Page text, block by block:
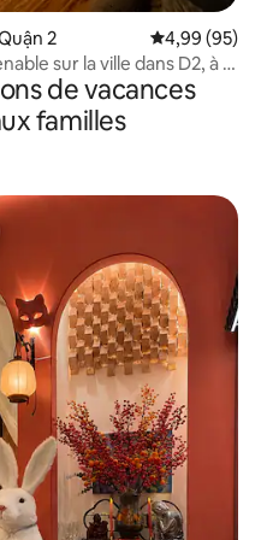
2 Évaluation
4,99 (95)
sur la ville dans D2, à 5
de vacances
familles
appréciés